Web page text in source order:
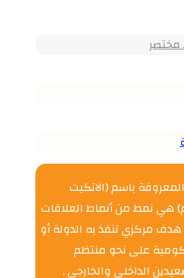
مختصر
باسم (الاتكيت
هي نمط من أنماط العلاقات
مركزي تنفذ به الدولة أو
على نحو منتظم
الداخلي والخارجي .